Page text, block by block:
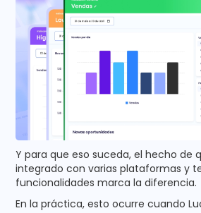
Y para que eso suceda, el hecho de
integrado con varias plataformas y
funcionalidades marca la diferencia.
En la práctica, esto ocurre cuando